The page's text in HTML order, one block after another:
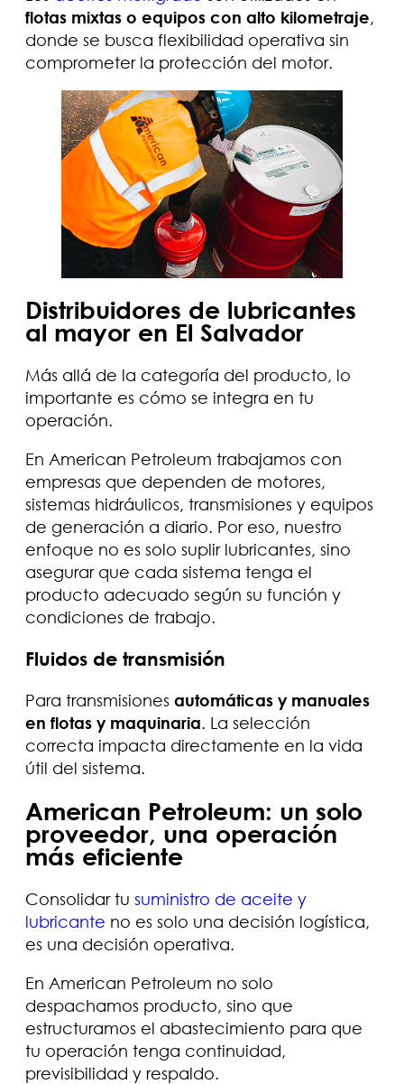
flotas mixtas o equipos con alto kilometraje,
donde se busca flexibilidad operativa sin
comprometer la protección del motor.
Distribuidores de lubricantes
al mayor en El Salvador
Más allá de la categoría del producto, lo
importante es cómo se integra en tu
operación.
En American Petroleum trabajamos con
empresas que dependen de motores,
sistemas hidráulicos, transmisiones y equipos
de generación a diario. Por eso, nuestro
enfoque no es solo suplir lubricantes, sino
asegurar que cada sistema tenga el
producto adecuado según su función y
condiciones de trabajo.
Fluidos de transmisión
Para transmisiones automáticas y manuales
en flotas y maquinaria. La selección
correcta impacta directamente en la vida
útil del sistema.
American Petroleum: un solo
proveedor, una operación
más eficiente
Consolidar tu suministro de aceite y
lubricante no es solo una decisión logística,
es una decisión operativa.
En American Petroleum no solo
despachamos producto, sino que
estructuramos el abastecimiento para que
tu operación tenga continuidad,
previsibilidad y respaldo.